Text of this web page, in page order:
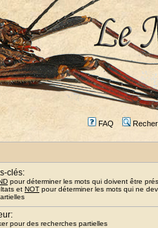
FAQ
clés:
pour déterminer les mots qui doivent être
et NOT pour déterminer les mots qui ne
pour des recherches partielles